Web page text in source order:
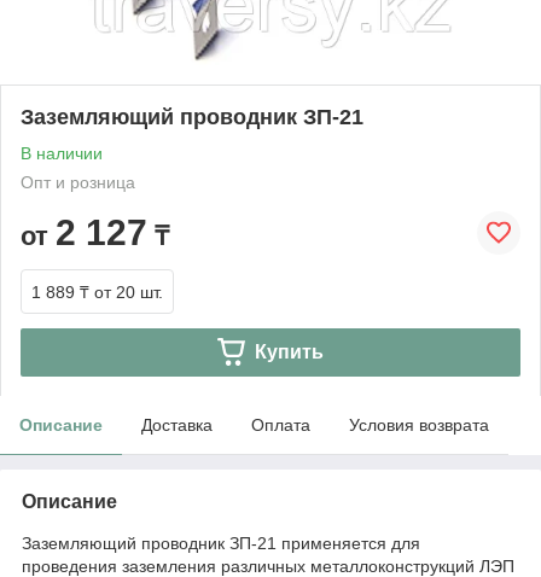
Заземляющий проводник ЗП-21
В наличии
Опт и розница
от 2 127 ₸
1 889 ₸ от 20 шт.
Купить
Описание Доставка Оплата Условия возврата
Описание
Заземляющий проводник ЗП-21 применяется для
проведения заземления различных металлоконструкций ЛЭП